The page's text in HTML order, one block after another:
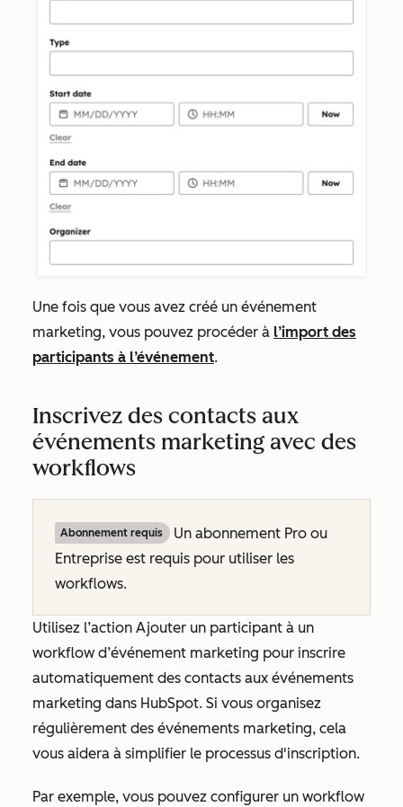
Une fois que vous avez créé un événement
marketing, vous pouvez procéder à l’import des
participants à l’événement.
Inscrivez des contacts aux
événements marketing avec des
workflows
Abonnement requis Un abonnement Pro ou
Entreprise est requis pour utiliser les
workflows.
Utilisez l’action Ajouter un participant à un
workflow d’événement marketing pour inscrire
automatiquement des contacts aux événements
marketing dans HubSpot. Si vous organisez
régulièrement des événements marketing, cela
vous aidera à simplifier le processus d'inscription.
Par exemple, vous pouvez configurer un workflow